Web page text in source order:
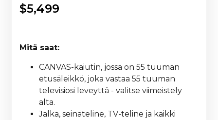
$5,499
Mitä saat:
CANVAS-kaiutin, jossa on 55 tuuman
etusäleikkö, joka vastaa 55 tuuman
televisiosi leveyttä - valitse viimeistely
alta.
Jalka, seinäteline, TV-teline ja kaikki